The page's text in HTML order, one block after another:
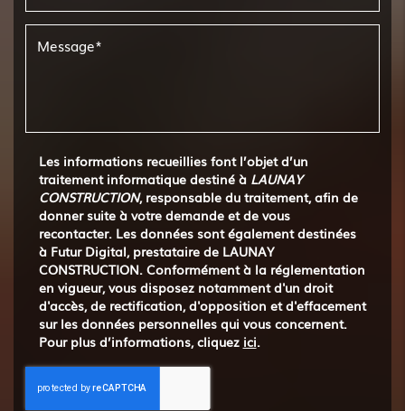
Les informations recueillies font l’objet d’un
traitement informatique destiné àLAUNAY
CONSTRUCTION, responsable du traitement, afin de
donner suite à votre demande et de vous
recontacter. Les données sont également destinées
à Futur Digital, prestataire de LAUNAY
CONSTRUCTION. Conformément à la réglementation
en vigueur, vous disposez notamment d'un droit
d'accès, de rectification, d'opposition et d'effacement
sur les données personnelles qui vous concernent.
Pour plus d’informations, cliquez ici.